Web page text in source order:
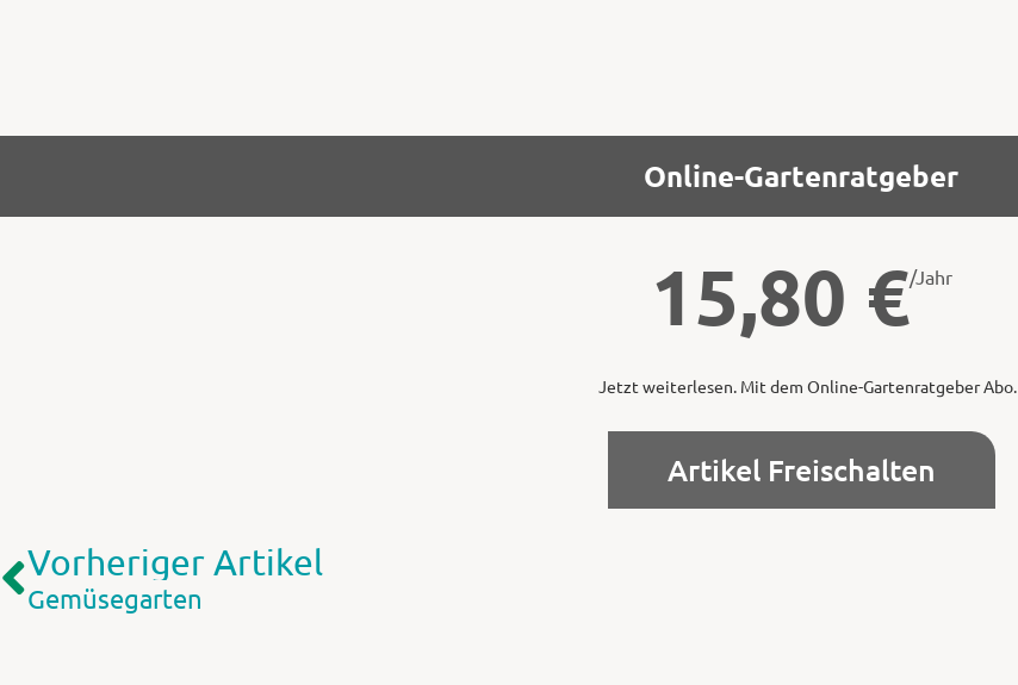
Online-Gartenratgeber
15,80 €/Jahr
Jetzt weiterlesen. Mit dem Online-Gartenratgeber Abo.
Artikel Freischalten
Vorheriger Artikel
Gemüsegarten